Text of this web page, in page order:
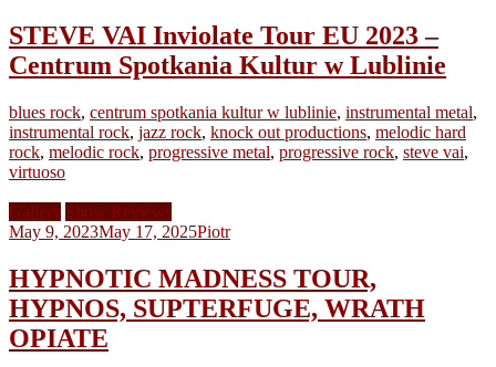
STEVE VAI Inviolate Tour EU 2023 –
Centrum Spotkania Kultur w Lublinie
blues rock, centrum spotkania kultur w lublinie, instrumental metal,
instrumental rock, jazz rock, knock out productions, melodic hard
rock, melodic rock, progressive metal, progressive rock, steve vai,
virtuoso
Gallery Show Reviews
May 9, 2023May 17, 2025Piotr
HYPNOTIC MADNESS TOUR,
HYPNOS, SUPTERFUGE, WRATH
OPIATE